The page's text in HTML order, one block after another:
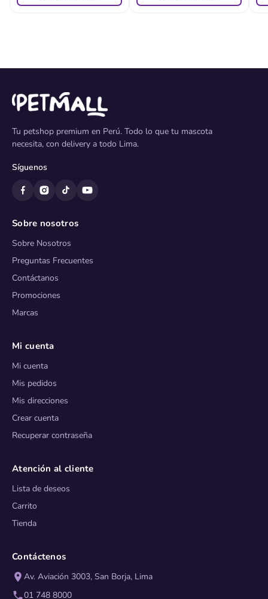
Tu petshop premium en Perú. Todo lo que tu mascota
necesita, con delivery a todo Lima.
Síguenos
Sobre nosotros
Sobre Nosotros
Preguntas Frecuentes
Contáctanos
Promociones
Marcas
Mi cuenta
Mi cuenta
Mis pedidos
Mis direcciones
Crear cuenta
Recuperar contraseña
Atención al cliente
Lista de deseos
Carrito
Tienda
Contáctenos
Av. Aviación 3003, San Borja, Lima
01 748 8000